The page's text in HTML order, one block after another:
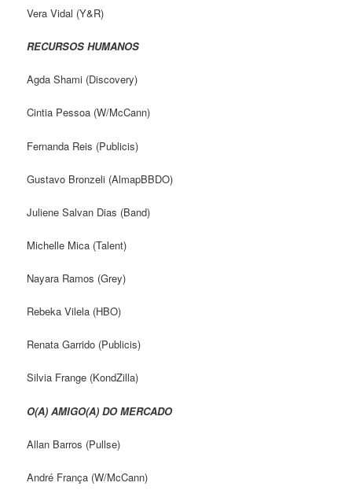
Vera Vidal (Y&R)
RECURSOS HUMANOS
Agda Shami (Discovery)
Cintia Pessoa (W/McCann)
Fernanda Reis (Publicis)
Gustavo Bronzeli (AlmapBBDO)
Juliene Salvan Dias (Band)
Michelle Mica (Talent)
Nayara Ramos (Grey)
Rebeka Vilela (HBO)
Renata Garrido (Publicis)
Silvia Frange (KondZilla)
O(A) AMIGO(A) DO MERCADO
Allan Barros (Pullse)
André França (W/McCann)